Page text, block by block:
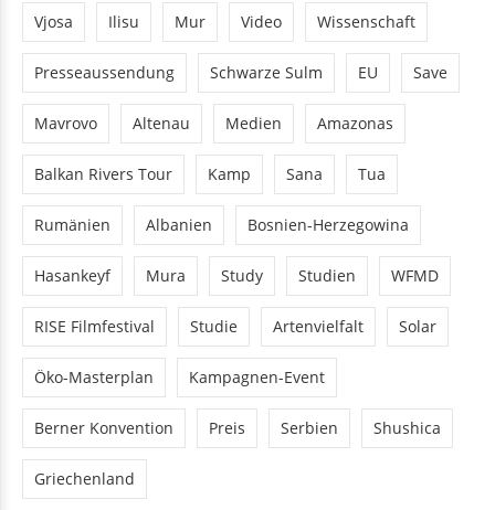
Vjosa Ilisu Mur Video Wissenschaft
Presseaussendung Schwarze Sulm EU Save
Mavrovo Altenau Medien Amazonas
Balkan Rivers Tour Kamp Sana Tua
Rumänien Albanien Bosnien-Herzegowina
Hasankeyf Mura Study Studien WFMD
RISE Filmfestival Studie Artenvielfalt Solar
Öko-Masterplan Kampagnen-Event
Berner Konvention Preis Serbien Shushica
Griechenland